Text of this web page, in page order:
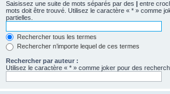
Saisissez une suite de mots séparés par des | entre
mots doit être trouvé. Utilisez le caractère « * » comme
partielles.
Rechercher tous les termes
Rechercher n’importe lequel de ces termes
Rechercher par auteur :
Utilisez le caractère « * » comme joker pour des